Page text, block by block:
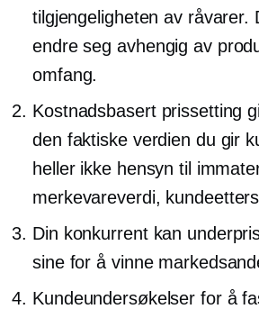
tilgjengeligheten av råvarer.
endre seg avhengig av
omfang.
Kostnadsbasert prissetting
den faktiske verdien du gir
heller ikke hensyn til
merkevareverdi,
Din konkurrent kan
sine for å vinne
Kundeundersøkelser for å